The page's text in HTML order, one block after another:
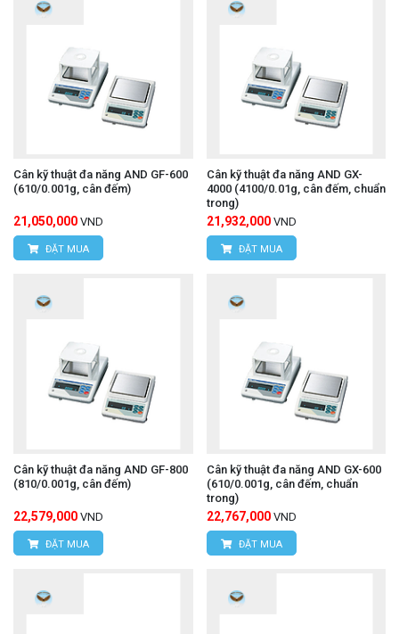
Cân kỹ thuật đa năng AND GF-600
(610/0.001g, cân đếm)
21,050,000 VND
ĐẶT MUA
Cân kỹ thuật đa năng AND GX-
4000 (4100/0.01g, cân đếm, chuẩn
trong)
21,932,000 VND
ĐẶT MUA
Cân kỹ thuật đa năng AND GF-800
(810/0.001g, cân đếm)
22,579,000 VND
ĐẶT MUA
Cân kỹ thuật đa năng AND GX-600
(610/0.001g, cân đếm, chuẩn
trong)
22,767,000 VND
ĐẶT MUA